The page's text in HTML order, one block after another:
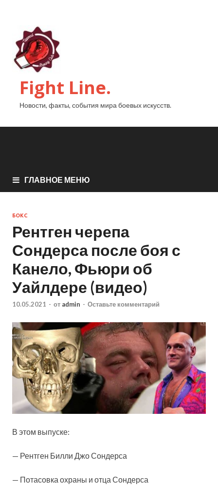
Fight Line.
Новости, факты, события мира боевых искусств.
ГЛАВНОЕ МЕНЮ
БОКС
Рентген черепа
Сондерса после боя с
Канело, Фьюри об
Уайлдере (видео)
10.05.2021 - от admin - Оставьте комментарий
В этом выпуске:
— Рентген Билли Джо Сондерса
— Потасовка охраны и отца Сондерса